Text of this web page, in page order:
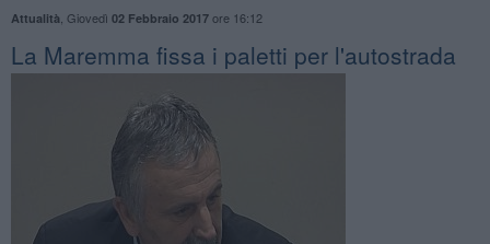
Attualità Giovedì 02 Febbraio 2017ore 16:12
La Maremma fissa i paletti per l'autostrada